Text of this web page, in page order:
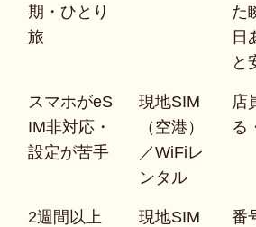
期・ひとり
旅
た
日
と
スマホがeS
IM非対応・
設定が苦手
現地SIM
（空港）
／WiFiレ
ンタル
店
る
2週間以上
現地SIM
番